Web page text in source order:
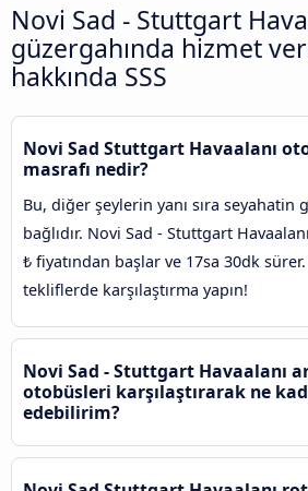
Novi Sad - Stuttgart
güzergahında hizmet
hakkında SSS
Novi Sad Stuttgart Havaalanı
masrafı nedir?
Bu, diğer şeylerin yanı sıra seyahatin
bağlıdır. Novi Sad - Stuttgart
₺ fiyatından başlar ve 17sa 30dk
tekliflerde karşılaştırma yapın!
Novi Sad - Stuttgart Havaalanı
otobüsleri karşılaştırarak ne
edebilirim?